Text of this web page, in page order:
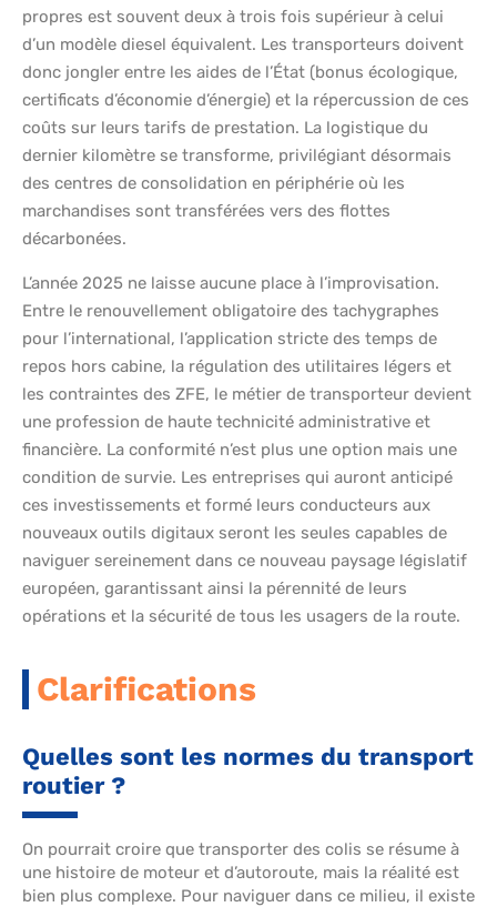
propres est souvent deux à trois fois supérieur à celui
d’un modèle diesel équivalent. Les transporteurs doivent
donc jongler entre les aides de l’État (bonus écologique,
certificats d’économie d’énergie) et la répercussion de ces
coûts sur leurs tarifs de prestation. La logistique du
dernier kilomètre se transforme, privilégiant désormais
des centres de consolidation en périphérie où les
marchandises sont transférées vers des flottes
décarbonées.
L’année 2025 ne laisse aucune place à l’improvisation.
Entre le renouvellement obligatoire des tachygraphes
pour l’international, l’application stricte des temps de
repos hors cabine, la régulation des utilitaires légers et
les contraintes des ZFE, le métier de transporteur devient
une profession de haute technicité administrative et
financière. La conformité n’est plus une option mais une
condition de survie. Les entreprises qui auront anticipé
ces investissements et formé leurs conducteurs aux
nouveaux outils digitaux seront les seules capables de
naviguer sereinement dans ce nouveau paysage législatif
européen, garantissant ainsi la pérennité de leurs
opérations et la sécurité de tous les usagers de la route.
Clarifications
Quelles sont les normes du transport
routier ?
On pourrait croire que transporter des colis se résume à
une histoire de moteur et d’autoroute, mais la réalité est
bien plus complexe. Pour naviguer dans ce milieu, il existe